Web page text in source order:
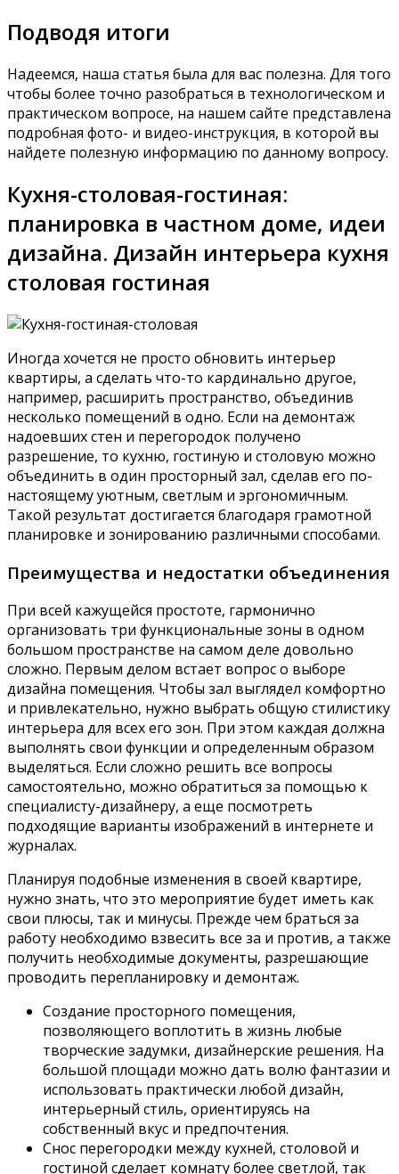
Подводя итоги
Надеемся, наша статья была для вас полезна. Для того
чтобы более точно разобраться в технологическом и
практическом вопросе, на нашем сайте представлена
подробная фото- и видео-инструкция, в которой вы
найдете полезную информацию по данному вопросу.
Кухня-столовая-гостиная:
планировка в частном доме, идеи
дизайна. Дизайн интерьера кухня
столовая гостиная
Иногда хочется не просто обновить интерьер
квартиры, а сделать что-то кардинально другое,
например, расширить пространство, объединив
несколько помещений в одно. Если на демонтаж
надоевших стен и перегородок получено
разрешение, то кухню, гостиную и столовую можно
объединить в один просторный зал, сделав его по-
настоящему уютным, светлым и эргономичным.
Такой результат достигается благодаря грамотной
планировке и зонированию различными способами.
Преимущества и недостатки объединения
При всей кажущейся простоте, гармонично
организовать три функциональные зоны в одном
большом пространстве на самом деле довольно
сложно. Первым делом встает вопрос о выборе
дизайна помещения. Чтобы зал выглядел комфортно
и привлекательно, нужно выбрать общую стилистику
интерьера для всех его зон. При этом каждая должна
выполнять свои функции и определенным образом
выделяться. Если сложно решить все вопросы
самостоятельно, можно обратиться за помощью к
специалисту-дизайнеру, а еще посмотреть
подходящие варианты изображений в интернете и
журналах.
Планируя подобные изменения в своей квартире,
нужно знать, что это мероприятие будет иметь как
свои плюсы, так и минусы. Прежде чем браться за
работу необходимо взвесить все за и против, а также
получить необходимые документы, разрешающие
проводить перепланировку и демонтаж.
Создание просторного помещения,
позволяющего воплотить в жизнь любые
творческие задумки, дизайнерские решения. На
большой площади можно дать волю фантазии и
использовать практически любой дизайн,
интерьерный стиль, ориентируясь на
собственный вкус и предпочтения.
Снос перегородки между кухней, столовой и
гостиной сделает комнату более светлой, так